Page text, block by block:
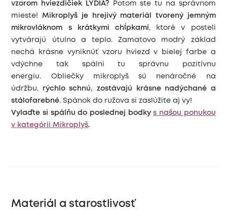
vzorom hviezdičiek LÝDIA? Potom ste tu na správnom
mieste!Mikroplyš je hrejivý materiál tvorený jemným
mikrovláknom s krátkymi chĺpkami , ktoré v posteli
vytvárajú útulno a teplo. Zamatovo modrý základ
nechá krásne vyniknúť vzoru hviezd v bielej farbe a
vdýchne tak spálni tu správnu pozitívnu
energiu. Obliečky mikroplyš sú nenáročné na
údržbu, rýchlo schnú, zostávajú krásne nadýchané a
stálofarebné. Spánok do ružova si zaslúžite aj vy!
Vylaďte si spálňu do poslednej bodkys našou ponukou
v kategórii Mikroplyš.
Materiál a starostlivosť